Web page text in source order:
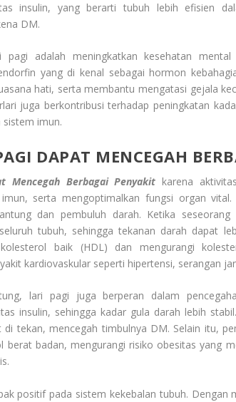
insulin, yang berarti tubuh lebih efisien
DM.
adalah meningkatkan kesehatan
yang di kenal sebagai hormon
hati, serta membantu mengatasi gejala
juga berkontribusi terhadap peningkatan
imun.
DAPAT MENCEGAH
Mencegah Berbagai Penyakit karena
serta mengoptimalkan fungsi organ
dan pembuluh darah. Ketika
tubuh, sehingga tekanan darah dapat
baik (HDL) dan mengurangi
kardiovaskular seperti hipertensi, serangan
lari pagi juga berperan dalam
insulin, sehingga kadar gula darah lebih
di tekan, mencegah timbulnya DM. Selain itu,
berat badan, mengurangi risiko obesitas yang
positif pada sistem kekebalan tubuh. Dengan